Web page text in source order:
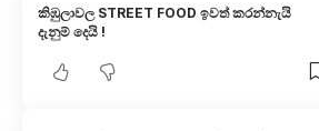
කිඹුලාවල STREET FOOD ඉවත් කරන්නැයි
දැනුම් දෙයි !